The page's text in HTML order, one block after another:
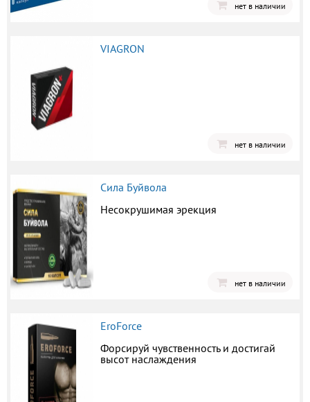
нет в наличии
VIAGRON
нет в наличии
Сила Буйвола
Несокрушимая эрекция
нет в наличии
EroForce
Форсируй чувственность и достигай
высот наслаждения